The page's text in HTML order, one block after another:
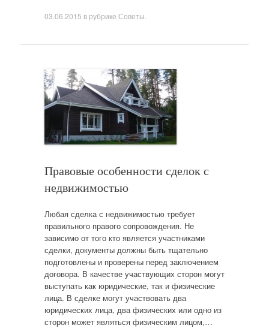
03.06.2015 в рубрике Советы
Правовые особенности сделок с
недвижимостью
Любая сделка с недвижимостью требует
правильного правого сопровождения. Не
зависимо от того кто является участниками
сделки, документы должны быть тщательно
подготовлены и проверены перед заключением
договора. В качестве участвующих сторон могут
выступать как юридические, так и физические
лица. В сделке могут участвовать два
юридических лица, два физических или одно из
сторон может являться физическим лицом,…